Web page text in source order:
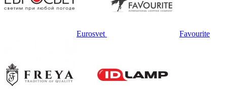
Eurosvet Favourite